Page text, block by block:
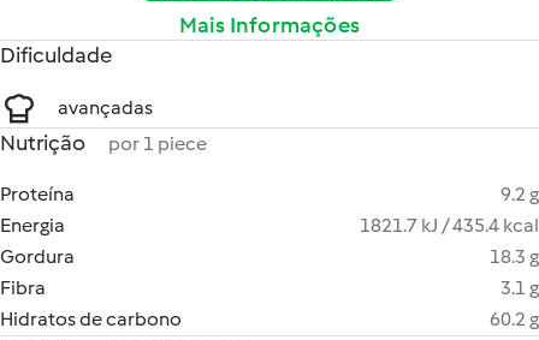
Mais Informações
Dificuldade
avançadas
Nutrição por 1 piece
Proteína
9.2 g
Energia
1821.7 kJ / 435.4 kcal
Gordura
18.3 g
Fibra
3.1 g
Hidratos de carbono
60.2 g